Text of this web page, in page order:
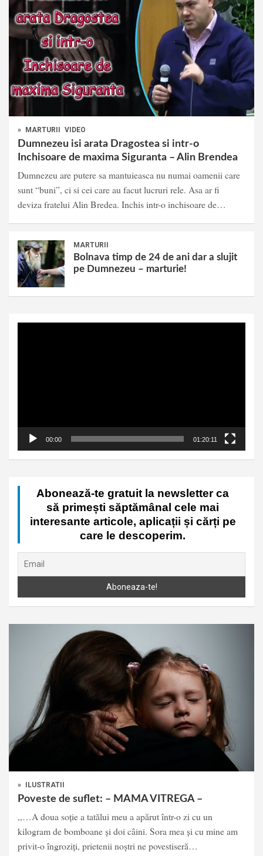
» MARTURII VIDEO
Dumnezeu isi arata Dragostea si intr-o
Inchisoare de maxima Siguranta – Alin Brendea
Dumnezeu are putere sa mantuieasca nu numai oamenii care
sunt “buni”, ci si cei care au facut lucruri rele. Asa ar fi
deviza fratelui Alin Bredea. Inchis intr-o inchisoare de…
MARTURII
Bolnava timp de 24 de ani dar a slujit
pe Dumnezeu – marturie!
00:00 01:20:11
Abonează-te gratuit la newsletter ca
să primești săptămânal cele mai
interesante articole, aplicații și cărți pe
care le descoperim.
» ILUSTRATII
Poveste de suflet: – MAMA VITREGA –
,,…A doua soție a tatălui meu a apărut într-o zi cu un
kilogram de bomboane și doi câini. Sora mea și cu mine am
privit-o îngroziți, prietenii noștri ne povestiseră…